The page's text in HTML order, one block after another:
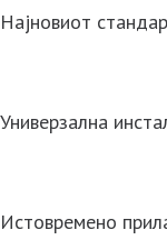
Најновиот
Универзална
Истовремено